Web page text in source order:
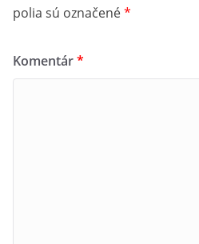
polia sú označené*
Komentár*